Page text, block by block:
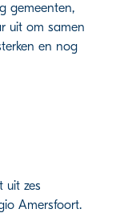
gemeenten,
uit om samen
en nog
uit zes
Amersfoort.